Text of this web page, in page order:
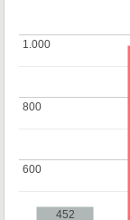
600
600
800
800
1.000
1.000
452